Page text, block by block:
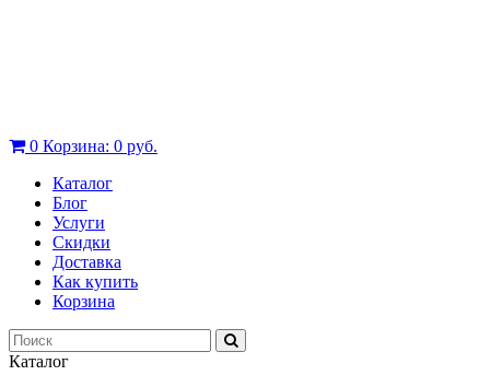
0 Корзина: 0 руб.
Каталог
Блог
Услуги
Скидки
Доставка
Как купить
Корзина
Каталог